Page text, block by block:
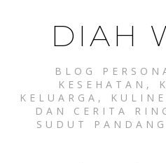
DIAH
BLOG
KESEHATAN,
KELUARGA,
DAN CERITA
SUDUT